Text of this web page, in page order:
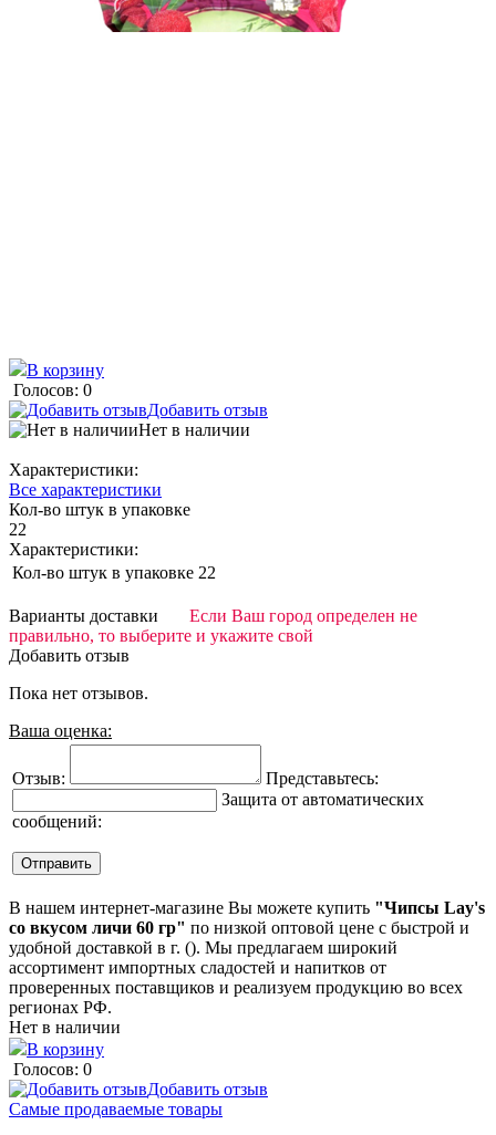
В корзину
Голосов: 0
Добавить отзыв
Нет в наличии
Характеристики:
Все характеристики
Кол-во штук в упаковке
22
Характеристики:
Кол-во штук в упаковке 22
Варианты доставки
Если Ваш город определен не
правильно, то выберите и укажите свой
Добавить отзыв
Пока нет отзывов.
Ваша оценка:
Отзыв:
Представьтесь:
Защита от автоматических
сообщений:
В нашем интернет-магазине Вы можете купить "Чипсы Lay's
со вкусом личи 60 гр" по низкой оптовой цене с быстрой и
удобной доставкой в г. (). Мы предлагаем широкий
ассортимент импортных сладостей и напитков от
проверенных поставщиков и реализуем продукцию во всех
регионах РФ.
Нет в наличии
В корзину
Голосов: 0
Добавить отзыв
Самые продаваемые товары